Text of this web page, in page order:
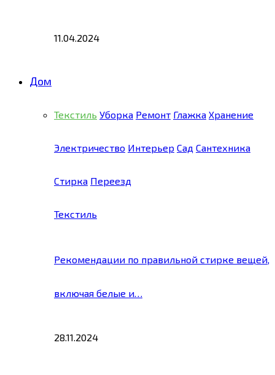
11.04.2024
Дом
Текстиль Уборка Ремонт Глажка Хранение
Электричество Интерьер Сад Сантехника
Стирка Переезд
Текстиль
Рекомендации по правильной стирке вещей,
включая белые и…
28.11.2024